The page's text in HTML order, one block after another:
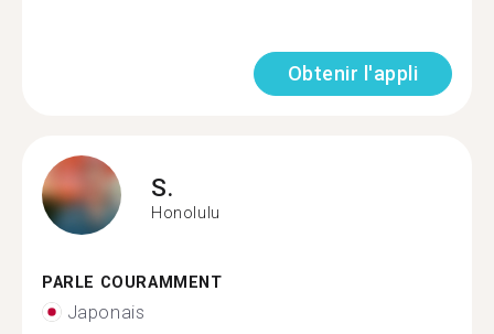
Obtenir l'appli
S.
Honolulu
PARLE COURAMMENT
Japonais